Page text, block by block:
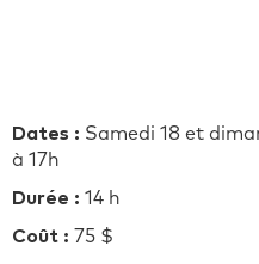
Dates : Samedi 18 et
à 17h
Durée : 14 h
Coût : 75 $